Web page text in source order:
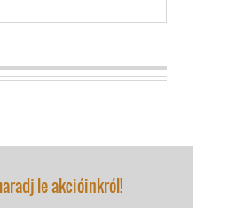
le akcióinkról!